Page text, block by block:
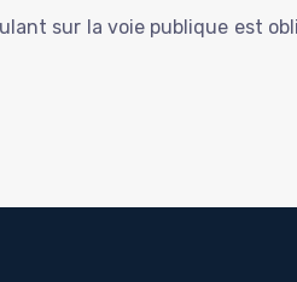
sur la voie publique est